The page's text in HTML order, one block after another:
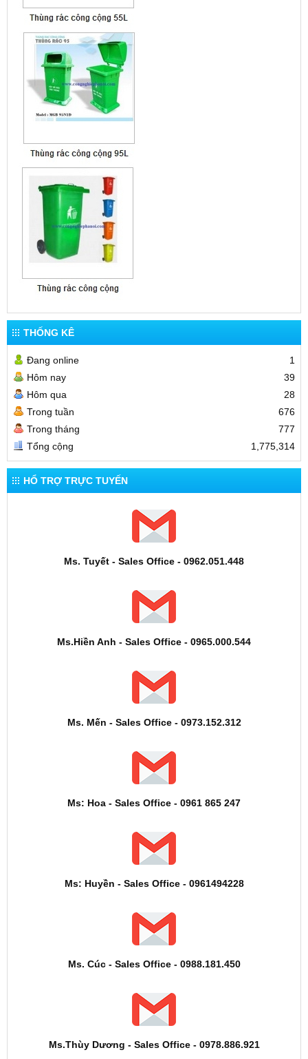
THỐNG KÊ
Đang online
1
Hôm nay
39
Hôm qua
28
Trong tuần
676
Trong tháng
777
Tổng cộng
1,775,314
HỔ TRỢ TRỰC TUYẾN
Ms. Tuyết - Sales Office - 0962.051.448
Ms.Hiền Anh - Sales Office - 0965.000.544
Ms. Mến - Sales Office - 0973.152.312
Ms: Hoa - Sales Office - 0961 865 247
Ms: Huyền - Sales Office - 0961494228
Ms. Cúc - Sales Office - 0988.181.450
Ms.Thùy Dương - Sales Office - 0978.886.921